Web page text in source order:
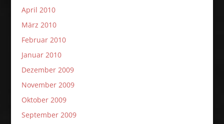
April 2010
März 2010
Februar 2010
Januar 2010
Dezember 2009
November 2009
Oktober 2009
September 2009